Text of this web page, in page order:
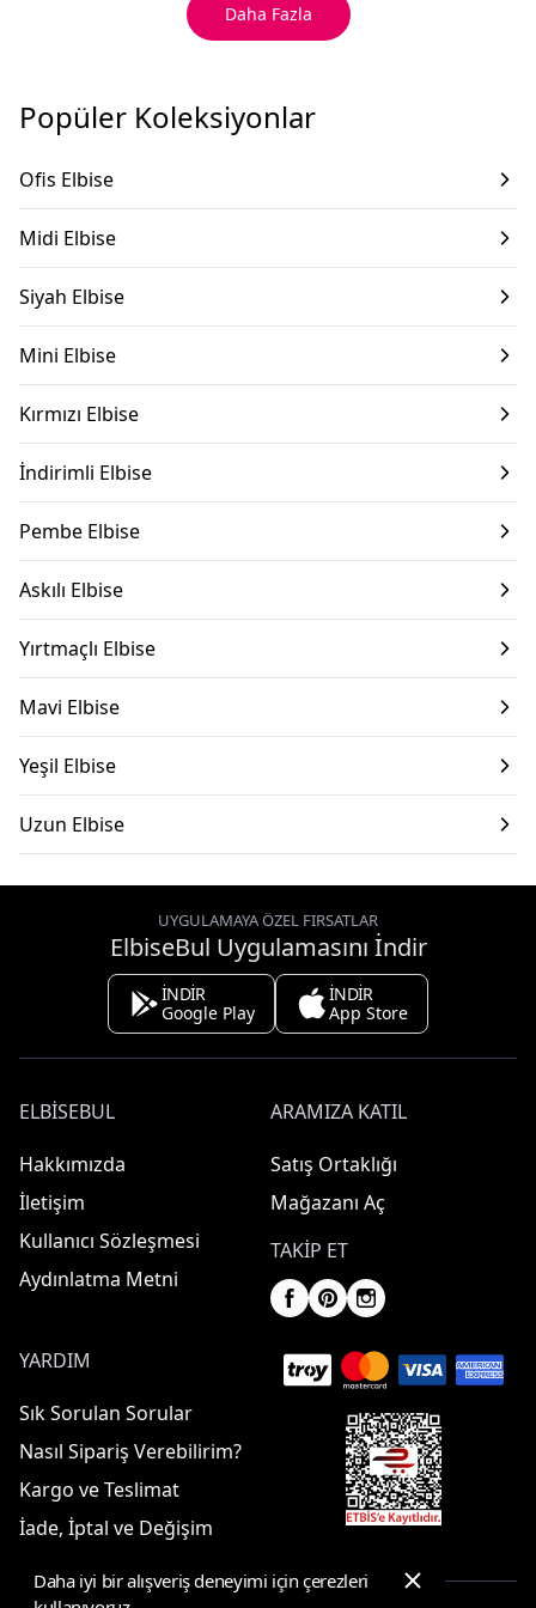
Daha Fazla
Popüler Koleksiyonlar
Ofis Elbise
Midi Elbise
Siyah Elbise
Mini Elbise
Kırmızı Elbise
İndirimli Elbise
Pembe Elbise
Askılı Elbise
Yırtmaçlı Elbise
Mavi Elbise
Yeşil Elbise
Uzun Elbise
UYGULAMAYA ÖZEL FIRSATLAR
ElbiseBul Uygulamasını İndir
İNDİR
Google Play
İNDİR
App Store
ELBISEBUL
Hakkımızda
İletişim
Kullanıcı Sözleşmesi
Aydınlatma Metni
ARAMIZA KATIL
Satış Ortaklığı
Mağazanı Aç
TAKIP ET
YARDIM
Sık Sorulan Sorular
Nasıl Sipariş Verebilirim?
Kargo ve Teslimat
İade, İptal ve Değişim
Daha iyi bir alışveriş deneyimi için çerezleri